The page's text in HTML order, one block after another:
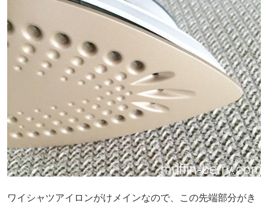
ワイシャツアイロンがけメインなので、この先端部分がき